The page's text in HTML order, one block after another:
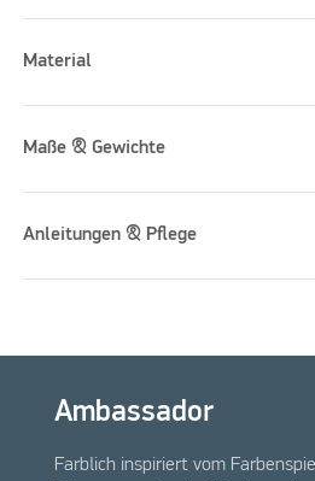
Material
Maße & Gewichte
Anleitungen & Pflege
Ambassador
Farblich inspiriert vom